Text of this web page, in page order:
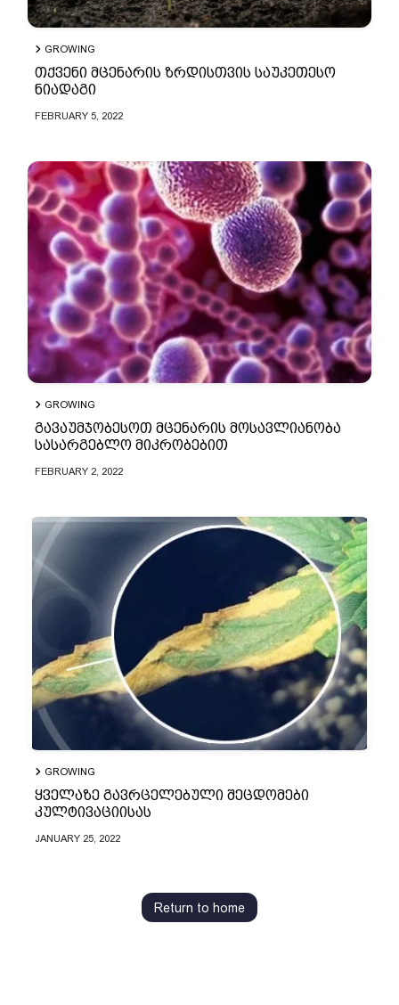
GROWING
თქვენი მცენარის ზრდისთვის საუკეთესო
ნიადაგი
FEBRUARY 5, 2022
GROWING
გავაუმჯობესოთ მცენარის მოსავლიანობა
სასარგებლო მიკრობებით
FEBRUARY 2, 2022
GROWING
ყველაზე გავრცელებული შეცდომები
კულტივაციისას
JANUARY 25, 2022
Return to home